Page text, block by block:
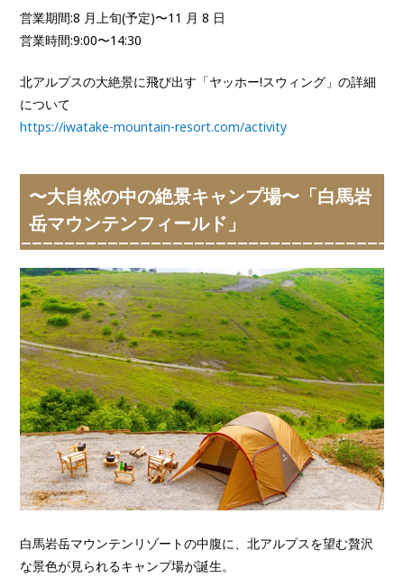
営業期間:8 月上旬(予定)〜11 月 8 日
営業時間:9:00〜14:30
北アルプスの大絶景に飛び出す「ヤッホー!スウィング」の詳細
について
https://iwatake-mountain-resort.com/activity
〜大自然の中の絶景キャンプ場〜「白馬岩
岳マウンテンフィールド」
白馬岩岳マウンテンリゾートの中腹に、北アルプスを望む贅沢
な景色が見られるキャンプ場が誕生。